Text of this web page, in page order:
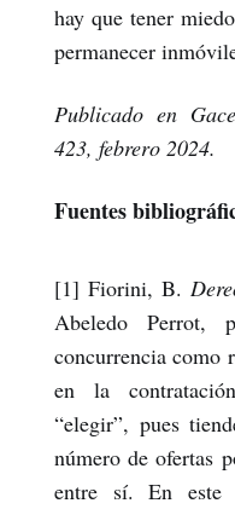
hay que tener
permanecer
Publicado en
423, febrero 2024.
Fuentes
[1] Fiorini, B.
Abeledo Perrot,
concurrencia como
en la
“elegir”, pues
número de ofertas
entre sí. En este